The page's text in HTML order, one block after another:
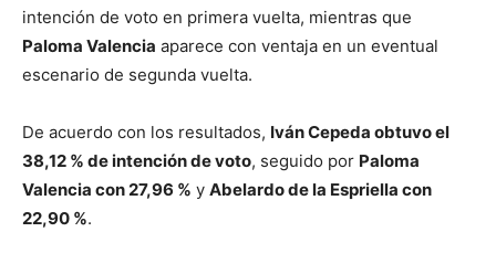
intención de voto en primera vuelta, mientras que
Paloma Valencia aparece con ventaja en un eventual
escenario de segunda vuelta.
De acuerdo con los resultados, Iván Cepeda obtuvo el
38,12 % de intención de voto, seguido por Paloma
Valencia con 27,96 % y Abelardo de la Espriella con
22,90 %.